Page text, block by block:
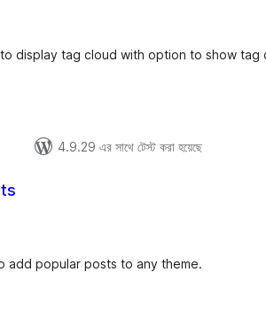
display tag cloud with option to show tag
4.9.29 এর সাথে টেস্ট করা হয়েছে
add popular posts to any theme.